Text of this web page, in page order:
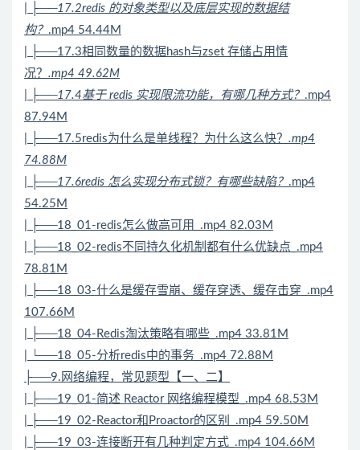
| ├──17.2redis 的对象类型以及底层实现的数据结
构？ .mp4 54.44M
| ├──17.3相同数量的数据hash与zset 存储占用情
况？ .mp4 49.62M
| ├──17.4基于 redis 实现限流功能，有哪几种方式？ .mp4
87.94M
| ├──17.5redis为什么是单线程？为什么这么快？ .mp4
74.88M
| ├──17.6redis 怎么实现分布式锁？有哪些缺陷？ .mp4
54.25M
| ├──18_01-redis怎么做高可用_.mp4 82.03M
| ├──18_02-redis不同持久化机制都有什么优缺点_.mp4
78.81M
| ├──18_03-什么是缓存雪崩、缓存穿透、缓存击穿_.mp4
107.66M
| ├──18_04-Redis淘汰策略有哪些_.mp4 33.81M
| └──18_05-分析redis中的事务_.mp4 72.88M
├──9.网络编程，常见题型【一、二】
| ├──19_01-简述 Reactor 网络编程模型_.mp4 68.53M
| ├──19_02-Reactor和Proactor的区别_.mp4 59.50M
| ├──19_03-连接断开有几种判定方式_.mp4 104.66M